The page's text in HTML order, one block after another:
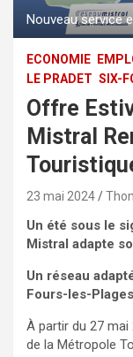
Nouveau service
ECONOMIE
LE PRADET SIX-
Offre
Mistral
23 mai 2024
Un été sous le
Mistral adapte
Un réseau
Fours-les-
À partir du 27 mai
de la Métropole